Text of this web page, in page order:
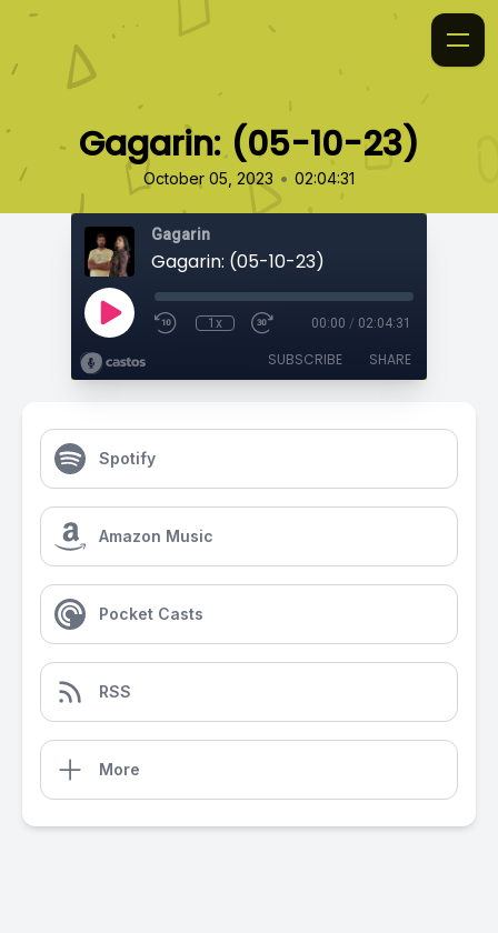
Gagarin: (05-10-23)
October 05, 2023 • 02:04:31
Gagarin
Gagarin: (05-10-23)
1x 00:00 / 02:04:31
SUBSCRIBE SHARE
Spotify
Amazon Music
Pocket Casts
RSS
More